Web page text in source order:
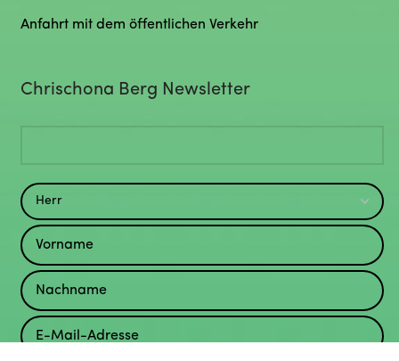
Anfahrt mit dem öffentlichen Verkehr
Chrischona Berg Newsletter